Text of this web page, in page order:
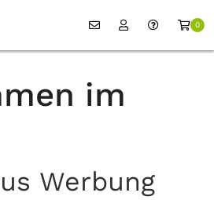
0
im
Werbung